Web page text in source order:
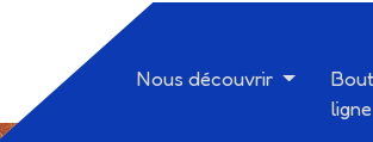
Nous découvrir
ligne